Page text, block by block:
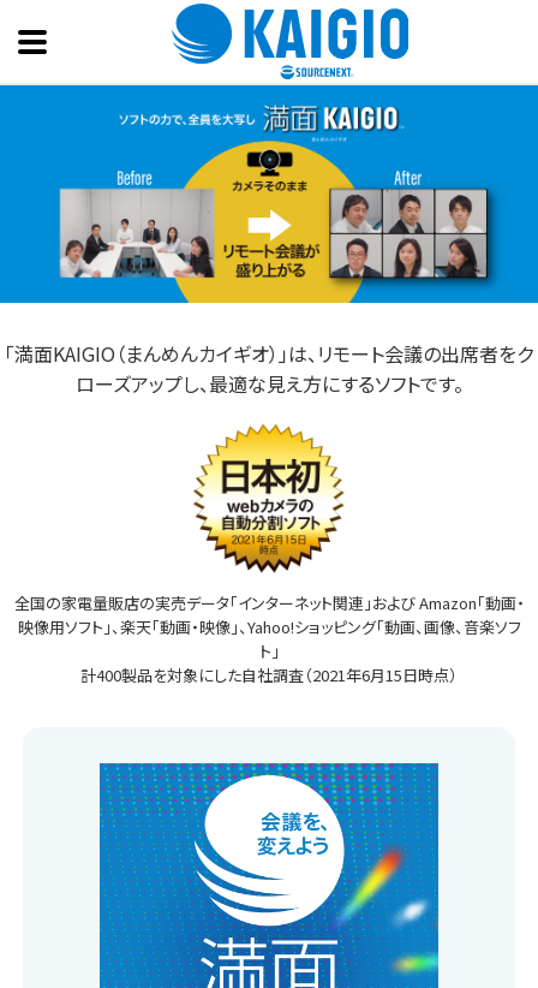
「満面KAIGIO（まんめんカイギオ）」は、リモート会議の出席者をク
ローズアップし、最適な見え方にするソフトです。
全国の家電量販店の実売データ「インターネット関連」およびAmazon「動画・
映像用ソフト」、楽天「動画・映像」、Yahoo!ショッピング「動画、画像、音楽ソフ
ト」
計400製品を対象にした自社調査（2021年6月15日時点）